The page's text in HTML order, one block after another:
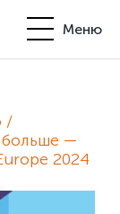
Меню
UA EN
больше —
2024